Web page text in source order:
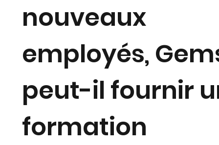
nouveaux
employés,
peut-il fournir
formation